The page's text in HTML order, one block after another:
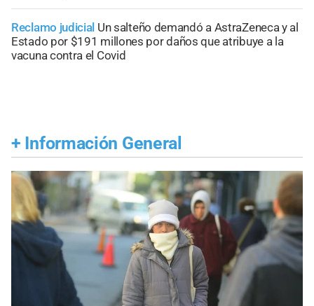
Reclamo judicial Un salteño demandó a AstraZeneca y al
Estado por $191 millones por daños que atribuye a la
vacuna contra el Covid
+ Información General